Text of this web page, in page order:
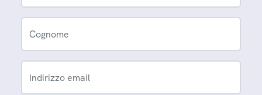
Cognome
Indirizzo email